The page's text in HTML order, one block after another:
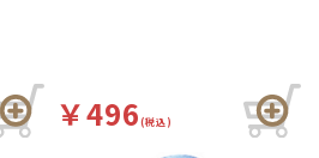
￥496(税込)